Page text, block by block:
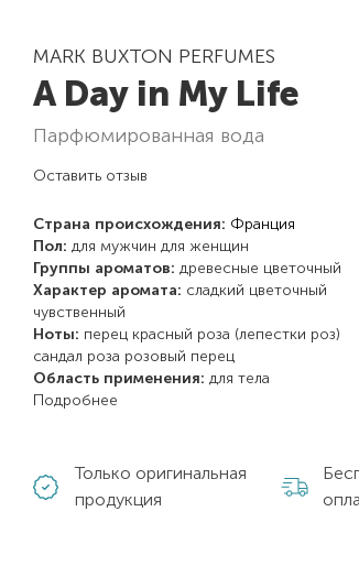
MARK BUXTON PERFUMES
A Day in My Life
парфюмированная вода
Оставить отзыв
Страна происхождения: Франция
Пол: для мужчиндля женщин
Группы ароматов: древесные цветочный
Характер аромата: сладкий цветочный
чувственный
Ноты: перец красный роза (лепестки роз)
сандал роза розовый перец
Область применения: для тела
Подробнее
Только оригинальная
продукция